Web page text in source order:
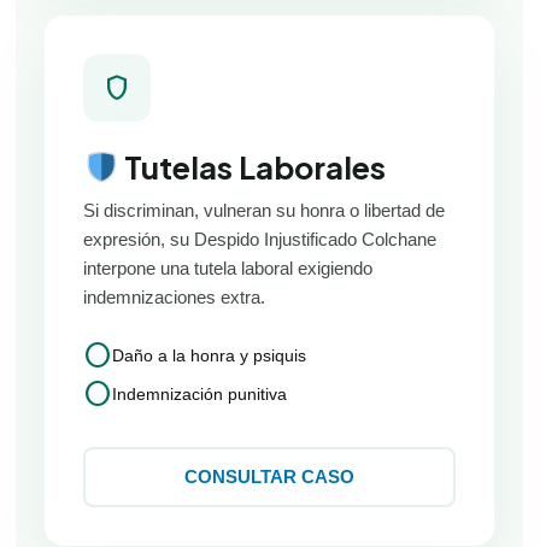
shield
Tutelas Laborales
Si discriminan, vulneran su honra o libertad de
expresión, su Despido Injustificado Colchane
interpone una tutela laboral exigiendo
indemnizaciones extra.
circleDaño a la honra y psiquis
circleIndemnización punitiva
CONSULTAR CASO